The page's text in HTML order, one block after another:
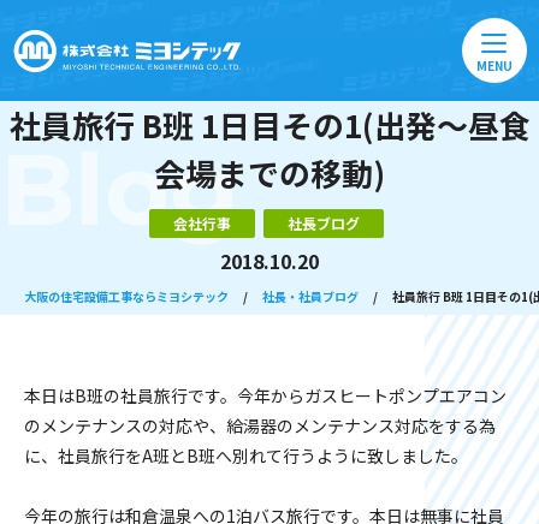
MENU
社員旅行 B班 1日目その1(出発〜昼食
会場までの移動)
会社行事 社長ブログ
2018.10.20
Blog
大阪の住宅設備工事ならミヨシテック / 社長・社員ブログ / 社員旅行 B班 1日目その
本日はB班の社員旅行です。今年からガスヒートポンプエアコン
のメンテナンスの対応や、給湯器のメンテナンス対応をする為
に、社員旅行をA班とB班へ別れて行うように致しました。
今年の旅行は和倉温泉への1泊バス旅行です。本日は無事に社員